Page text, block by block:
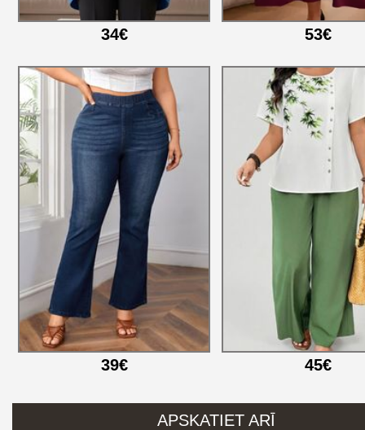
34€ 53€
39€ 45€
APSKATIET ARĪ